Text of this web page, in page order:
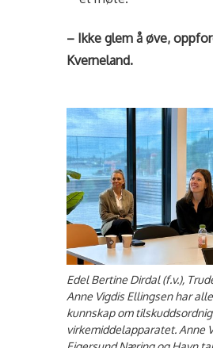
– Ikke glem å øve,
Kverneland.
Edel Bertine Dirdal (f.v.),
Anne Vigdis Ellingsen har
kunnskap om
virkemiddelapparatet. Anne